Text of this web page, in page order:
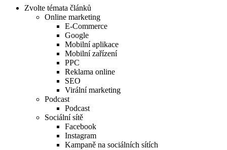
Zvolte témata článků
Online marketing
E-Commerce
Google
Mobilní aplikace
Mobilní zařízení
PPC
Reklama online
SEO
Virální marketing
Podcast
Podcast
Sociální sítě
Facebook
Instagram
Kampaně na sociálních sítích